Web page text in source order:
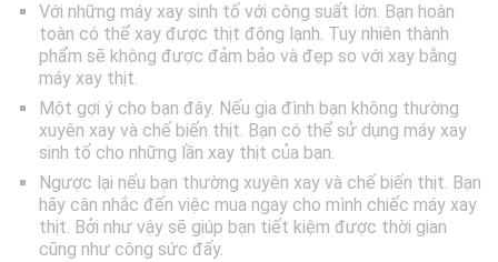
Với những máy xay sinh tố với công suất lớn. Bạn hoàn
toàn có thể xay được thịt đông lạnh. Tuy nhiên thành
phẩm sẽ không được đảm bảo và đẹp so với xay bằng
máy xay thịt.
Một gợi ý cho bạn đây. Nếu gia đình bạn không thường
xuyên xay và chế biến thịt. Bạn có thể sử dụng máy xay
sinh tố cho những lần xay thịt của bạn.
Ngược lại nếu bạn thường xuyên xay và chế biến thịt. Bạn
hãy cân nhắc đến việc mua ngay cho mình chiếc máy xay
thịt. Bởi như vậy sẽ giúp bạn tiết kiệm được thời gian
cũng như công sức đấy.